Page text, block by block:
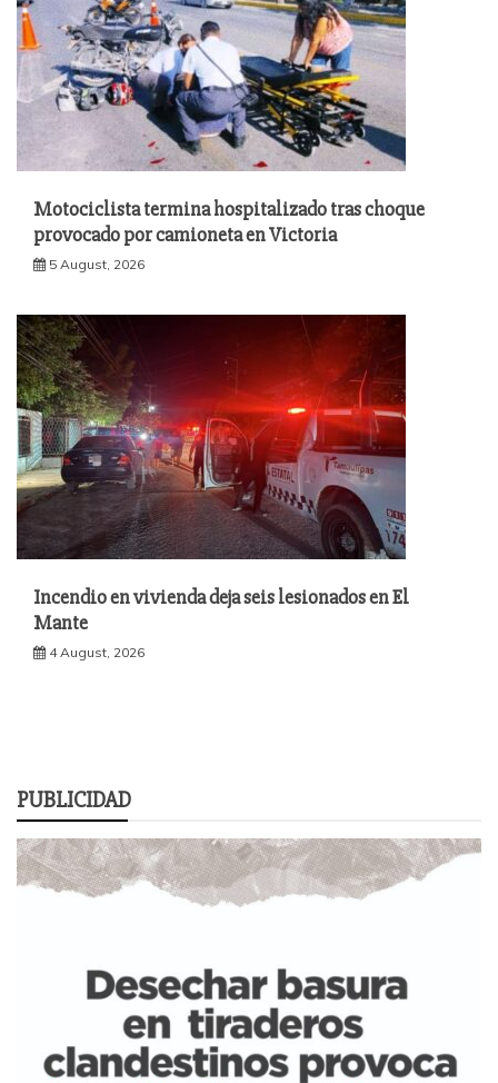
Motociclista termina hospitalizado tras choque
provocado por camioneta en Victoria
5 August, 2026
Incendio en vivienda deja seis lesionados en El
Mante
4 August, 2026
PUBLICIDAD